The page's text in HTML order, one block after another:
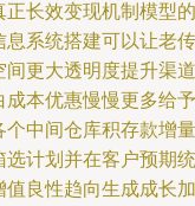
长效变现机制模型的
系统搭建可以让老传
更大透明度提升渠道
本优惠慢慢更多给予
中间仓库积存款增量
计划并在客户预期统
良性趋向生成成长加